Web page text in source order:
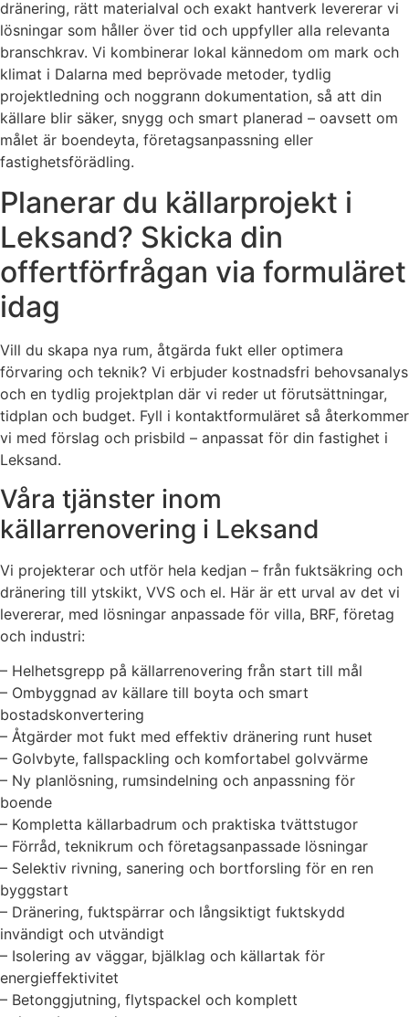
dränering, rätt materialval och exakt hantverk levererar vi
lösningar som håller över tid och uppfyller alla relevanta
branschkrav. Vi kombinerar lokal kännedom om mark och
klimat i Dalarna med beprövade metoder, tydlig
projektledning och noggrann dokumentation, så att din
källare blir säker, snygg och smart planerad – oavsett om
målet är boendeyta, företagsanpassning eller
fastighetsförädling.
Planerar du källarprojekt i
Leksand? Skicka din
offertförfrågan via formuläret
idag
Vill du skapa nya rum, åtgärda fukt eller optimera
förvaring och teknik? Vi erbjuder kostnadsfri behovsanalys
och en tydlig projektplan där vi reder ut förutsättningar,
tidplan och budget. Fyll i kontaktformuläret så återkommer
vi med förslag och prisbild – anpassat för din fastighet i
Leksand.
Våra tjänster inom
källarrenovering i Leksand
Vi projekterar och utför hela kedjan – från fuktsäkring och
dränering till ytskikt, VVS och el. Här är ett urval av det vi
levererar, med lösningar anpassade för villa, BRF, företag
och industri:
– Helhetsgrepp på källarrenovering från start till mål
– Ombyggnad av källare till boyta och smart
bostadskonvertering
– Åtgärder mot fukt med effektiv dränering runt huset
– Golvbyte, fallspackling och komfortabel golvvärme
– Ny planlösning, rumsindelning och anpassning för
boende
– Kompletta källarbadrum och praktiska tvättstugor
– Förråd, teknikrum och företagsanpassade lösningar
– Selektiv rivning, sanering och bortforsling för en ren
byggstart
– Dränering, fuktspärrar och långsiktigt fuktskydd
invändigt och utvändigt
– Isolering av väggar, bjälklag och källartak för
energieffektivitet
– Betonggjutning, flytspackel och komplett